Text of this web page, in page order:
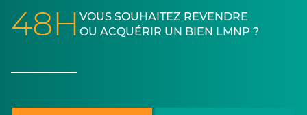
48H VOUS SOUHAITEZ REVENDRE
OU ACQUÉRIR UN BIEN LMNP ?